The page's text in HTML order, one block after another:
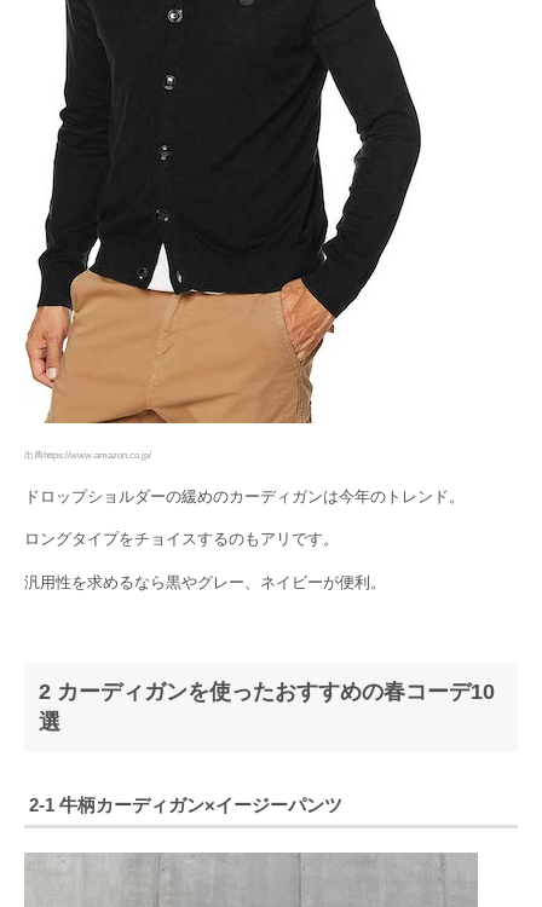
出典https://www.amazon.co.jp/
ドロップショルダーの緩めのカーディガンは今年のトレンド。
ロングタイプをチョイスするのもアリです。
汎用性を求めるなら黒やグレー、ネイビーが便利。
2 カーディガンを使ったおすすめの春コーデ10
選
2-1 牛柄カーディガン×イージーパンツ